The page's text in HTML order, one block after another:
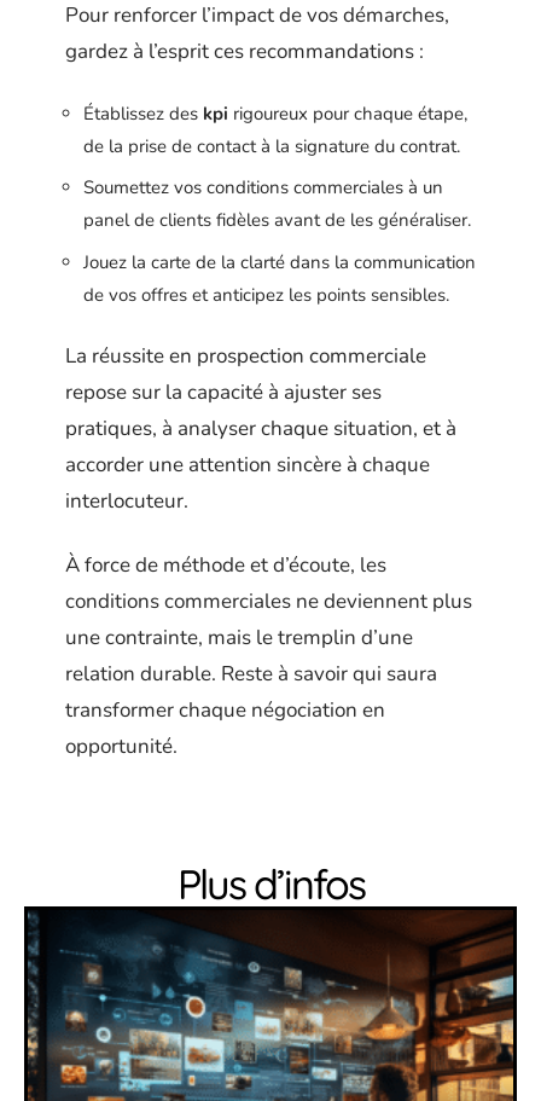
Pour renforcer l’impact de vos démarches,
gardez à l’esprit ces recommandations :
Établissez des kpi rigoureux pour chaque étape,
de la prise de contact à la signature du contrat.
Soumettez vos conditions commerciales à un
panel de clients fidèles avant de les généraliser.
Jouez la carte de la clarté dans la communication
de vos offres et anticipez les points sensibles.
La réussite en prospection commerciale
repose sur la capacité à ajuster ses
pratiques, à analyser chaque situation, et à
accorder une attention sincère à chaque
interlocuteur.
À force de méthode et d’écoute, les
conditions commerciales ne deviennent plus
une contrainte, mais le tremplin d’une
relation durable. Reste à savoir qui saura
transformer chaque négociation en
opportunité.
Plus d’infos